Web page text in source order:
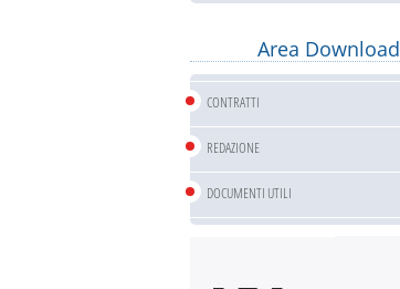
Area Download
CONTRATTI
REDAZIONE
DOCUMENTI UTILI